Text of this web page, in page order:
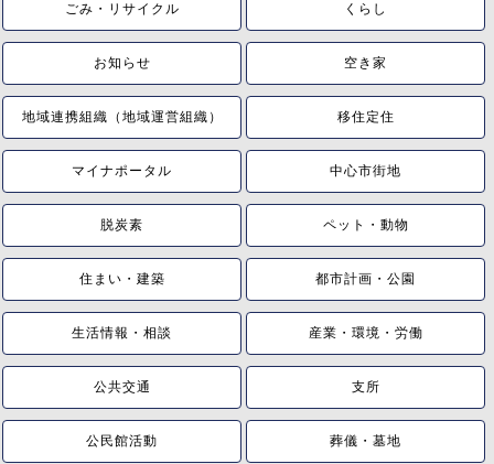
ごみ・リサイクル くらし
お知らせ 空き家
地域連携組織（地域運営組織） 移住定住
マイナポータル 中心市街地
脱炭素 ペット・動物
住まい・建築 都市計画・公園
生活情報・相談 産業・環境・労働
公共交通 支所
公民館活動 葬儀・墓地